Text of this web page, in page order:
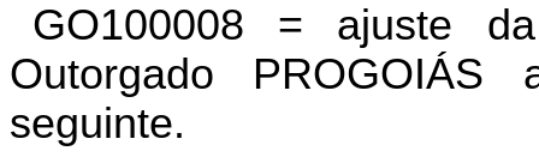
GO100008 = ajuste
Outorgado
seguinte.